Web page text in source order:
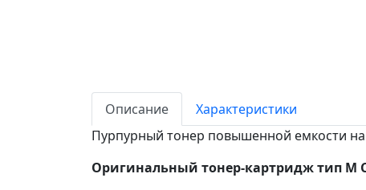
Описание
Характеристики
Пурпурный тонер повышенной емкости на
Оригинальный тонер-картридж тип M